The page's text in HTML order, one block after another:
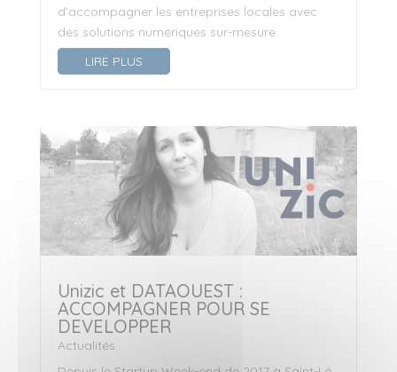
d’accompagner les entreprises locales avec
des solutions numériques sur-mesure.
LIRE PLUS
Unizic et DATAOUEST :
ACCOMPAGNER POUR SE
DEVELOPPER
Actualités